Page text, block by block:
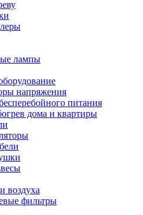
лампы
напряжения
питания
дома и квартиры
воздуха
фильтры